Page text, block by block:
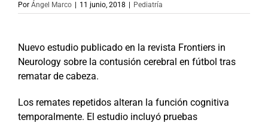
Por Ángel Marco 11 junio, 2018 Pediatría
Nuevo estudio publicado en la revista Frontiers in
Neurology sobre la contusión cerebral en fútbol tras
rematar de cabeza.
Los remates repetidos alteran la función cognitiva
temporalmente. El estudio incluyó pruebas